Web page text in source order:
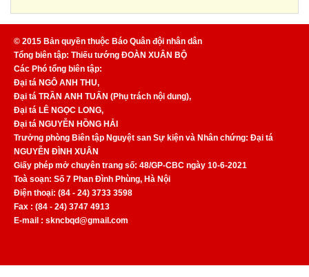
© 2015 Bản quyền thuộc Báo Quân đội nhân dân
Tổng biên tập: Thiếu tướng ĐOÀN XUÂN BỘ
Các Phó tổng biên tập:
Đại tá NGÔ ANH THU,
Đại tá TRẦN ANH TUẤN (Phụ trách nội dung),
Đại tá LÊ NGỌC LONG,
Đại tá NGUYỄN HỒNG HẢI
Trưởng phòng Biên tập Nguyệt san Sự kiện và Nhân chứng: Đại tá
NGUYỄN ĐÌNH XUÂN
Giấy phép mở chuyên trang số: 48/GP-CBC ngày 10-6-2021
Toà soạn: Số 7 Phan Đình Phùng, Hà Nội
Điện thoại: (84 - 24) 3733 3598
Fax : (84 - 24) 3747 4913
E-mail : skncbqd@gmail.com